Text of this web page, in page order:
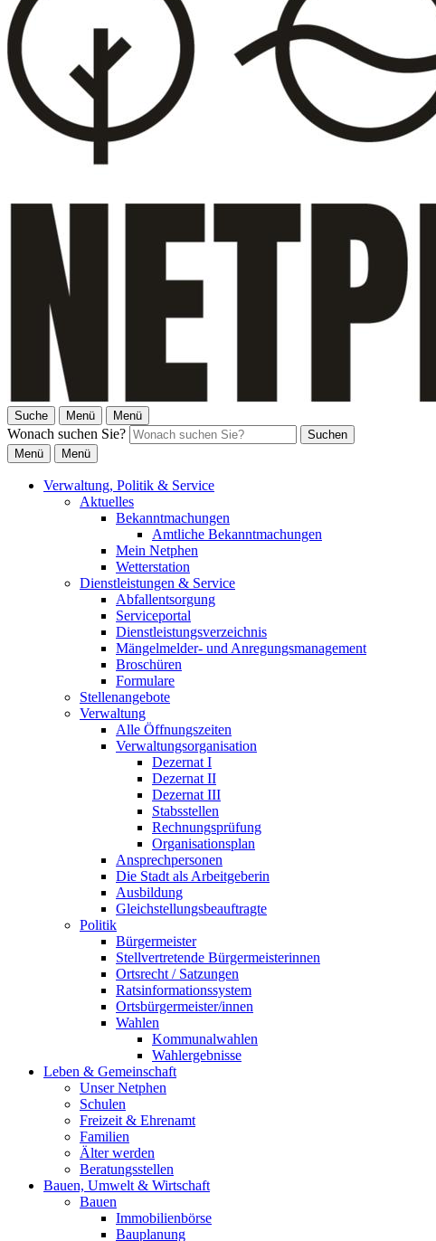
Suche Menü Menü
Wonach suchen Sie?
Suchen
Menü
Menü
Verwaltung, Politik & Service
Aktuelles
Bekanntmachungen
Amtliche Bekanntmachungen
Mein Netphen
Wetterstation
Dienstleistungen & Service
Abfallentsorgung
Serviceportal
Dienstleistungsverzeichnis
Mängelmelder- und Anregungsmanagement
Broschüren
Formulare
Stellenangebote
Verwaltung
Alle Öffnungszeiten
Verwaltungsorganisation
Dezernat I
Dezernat II
Dezernat III
Stabsstellen
Rechnungsprüfung
Organisationsplan
Ansprechpersonen
Die Stadt als Arbeitgeberin
Ausbildung
Gleichstellungsbeauftragte
Politik
Bürgermeister
Stellvertretende Bürgermeisterinnen
Ortsrecht / Satzungen
Ratsinformationssystem
Ortsbürgermeister/innen
Wahlen
Kommunalwahlen
Wahlergebnisse
Leben & Gemeinschaft
Unser Netphen
Schulen
Freizeit & Ehrenamt
Familien
Älter werden
Beratungsstellen
Bauen, Umwelt & Wirtschaft
Bauen
Immobilienbörse
Bauplanung